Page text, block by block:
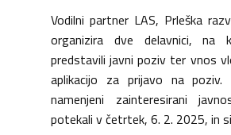
Vodilni partner LAS, Prleška
organizira dve delavnici, na
predstavili javni poziv ter vnos
aplikacijo za prijavo na poziv.
namenjeni zainteresirani
potekali v četrtek, 6. 2. 2025, in